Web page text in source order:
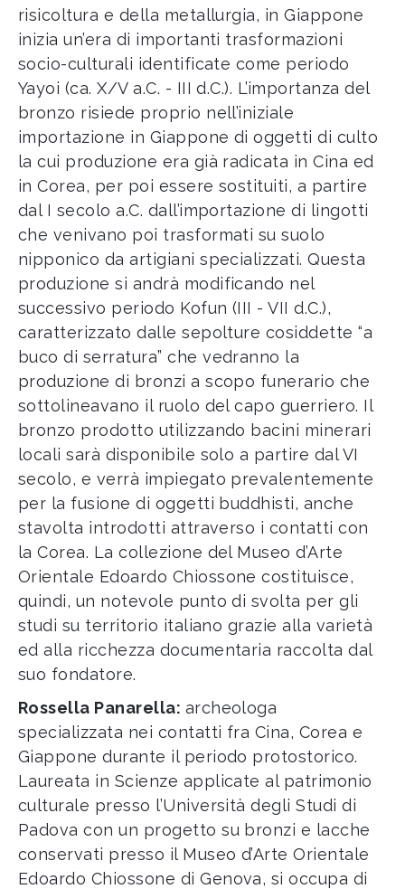
risicoltura e della metallurgia, in Giappone
inizia un’era di importanti trasformazioni
socio-culturali identificate come periodo
Yayoi (ca. X/V a.C. - III d.C.). L’importanza del
bronzo risiede proprio nell’iniziale
importazione in Giappone di oggetti di culto
la cui produzione era già radicata in Cina ed
in Corea, per poi essere sostituiti, a partire
dal I secolo a.C. dall’importazione di lingotti
che venivano poi trasformati su suolo
nipponico da artigiani specializzati. Questa
produzione si andrà modificando nel
successivo periodo Kofun (III - VII d.C.),
caratterizzato dalle sepolture cosiddette “a
buco di serratura” che vedranno la
produzione di bronzi a scopo funerario che
sottolineavano il ruolo del capo guerriero. Il
bronzo prodotto utilizzando bacini minerari
locali sarà disponibile solo a partire dal VI
secolo, e verrà impiegato prevalentemente
per la fusione di oggetti buddhisti, anche
stavolta introdotti attraverso i contatti con
la Corea. La collezione del Museo d’Arte
Orientale Edoardo Chiossone costituisce,
quindi, un notevole punto di svolta per gli
studi su territorio italiano grazie alla varietà
ed alla ricchezza documentaria raccolta dal
suo fondatore.
Rossella Panarella: archeologa
specializzata nei contatti fra Cina, Corea e
Giappone durante il periodo protostorico.
Laureata in Scienze applicate al patrimonio
culturale presso l’Università degli Studi di
Padova con un progetto su bronzi e lacche
conservati presso il Museo d’Arte Orientale
Edoardo Chiossone di Genova, si occupa di